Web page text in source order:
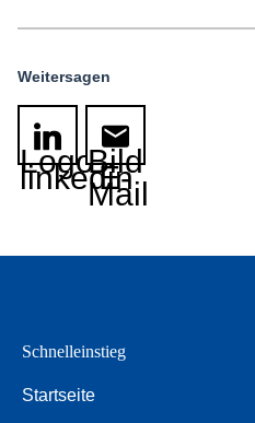
Weitersagen
Logo
linkedin
Bild
E-
Mail
Schnelleinstieg
Startseite